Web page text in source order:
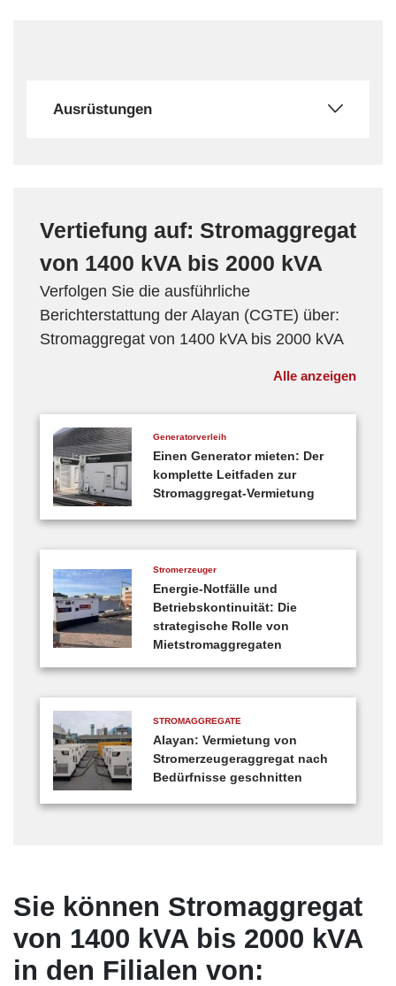
Ausrüstungen
Vertiefung auf: Stromaggregat
von 1400 kVA bis 2000 kVA
Alle anzeigen
Verfolgen Sie die ausführliche
Berichterstattung der Alayan (CGTE) über:
Stromaggregat von 1400 kVA bis 2000 kVA
Generatorverleih
Einen Generator mieten: Der
komplette Leitfaden zur
Stromaggregat-Vermietung
Stromerzeuger
Energie-Notfälle und
Betriebskontinuität: Die
strategische Rolle von
Mietstromaggregaten
STROMAGGREGATE
Alayan: Vermietung von
Stromerzeugeraggregat nach
Bedürfnisse geschnitten
Sie können Stromaggregat
von 1400 kVA bis 2000 kVA
in den Filialen von: